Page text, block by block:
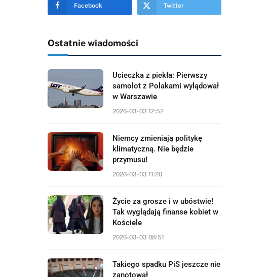
Facebook Twitter
Ostatnie wiadomości
Ucieczka z piekła: Pierwszy
samolot z Polakami wylądował
w Warszawie
2026-03-03 12:52
Niemcy zmieniają politykę
klimatyczną. Nie będzie
przymusu!
2026-03-03 11:20
Życie za grosze i w ubóstwie!
Tak wyglądają finanse kobiet w
Kościele
2026-03-03 08:51
Takiego spadku PiS jeszcze nie
zanotował